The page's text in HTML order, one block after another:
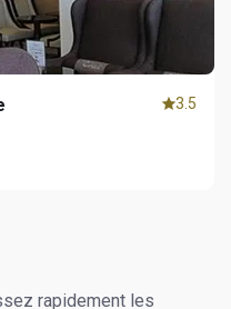
3.5
rapidement les